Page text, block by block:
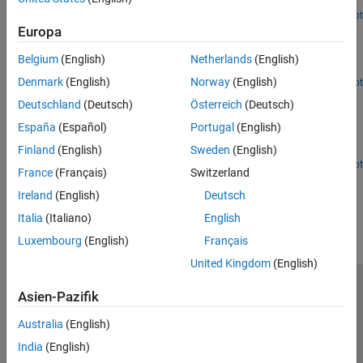
Open Live Script
Control and Simulate Multiple Warehouse Robots
Control and simulate multiple robots working in a warehouse
facility or distribution center.
Open Live Script
Perform Obstacle Avoidance in Warehouse Scenario
with Mobile Robots
Simulate two mobile robots navigating a warehouse, model the
kinematics and simulate control algorithm behaviors.
Open Live Script
Europa
Belgium (English)
Denmark (English)
Deutschland (Deutsch)
España (Español)
Finland (English)
France (Français)
Ireland (English)
Italia (Italiano)
Luxembourg (English)
Netherlands(English)
Norway(English)
Österreich (Deutsch)
Portugal (English)
Sweden (English)
Switzerland
Deutsch
English
Français
United Kingdom(English)
Asien-Pazifik
Australia (English)
India (English)
Trust Center
Datendiebstahl verhindern
© 1994-2026 The MathWorks, Inc.